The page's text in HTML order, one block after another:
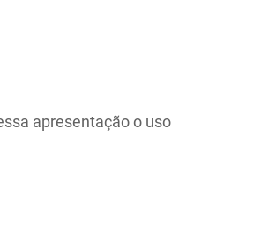
apresentação o uso